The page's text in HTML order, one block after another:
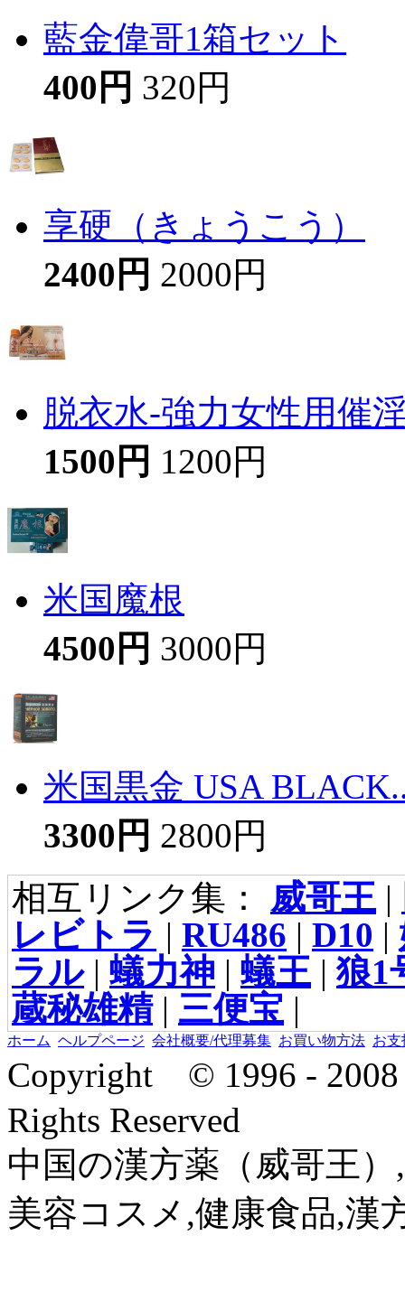
藍金偉哥1箱セット
400円 320円
享硬（きょうこう）
2400円 2000円
脱衣水-強力女性用催
1500円 1200円
米国魔根
4500円 3000円
米国黒金 USA
3300円 2800円
相互リンク集： 威哥王|
レビトラ | RU486 | D10 |
ラル| 蟻力神 | 蟻王|狼1
蔵秘雄精| 三便宝 |
ホーム ヘルプページ 会社概要/代理募集 お買い物方法 お支
Copyright © 1996 -
Rights Reserved
中国の漢方薬（威哥王
美容コスメ,健康食品,漢